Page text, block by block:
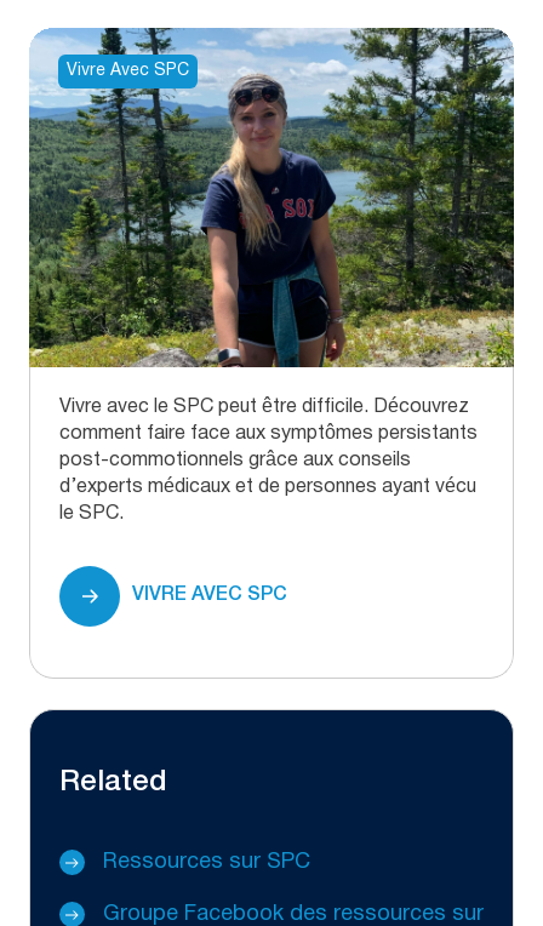
Stroke.https://www.ninds.nih.gov/health-
information/disorders/traumatic-brain-injury-tbi
[8] Thompson, H. J., McCormick, W. C., & Kagan,
S. H. (2006, October). Traumatic brain injury in
older adults: Epidemiology, outcomes, and future
implications. Journal of the American Geriatrics
Society.
https://www.ncbi.nlm.nih.gov/pmc/articles/
Vivre Avec SPC
Vivre avec le SPC peut être difficile. Découvrez
comment faire face aux symptômes persistants
post-commotionnels grâce aux conseils
d’experts médicaux et de personnes ayant vécu
le SPC.
VIVRE AVEC SPC
Related
Ressources sur SPC
Groupe Facebook des ressources sur